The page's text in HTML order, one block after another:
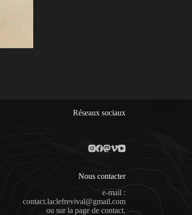
Réseaux sociaux
Nous contacter
e-mail :
contact.laclefrevival@gmail.com
ou sur la page de contact.